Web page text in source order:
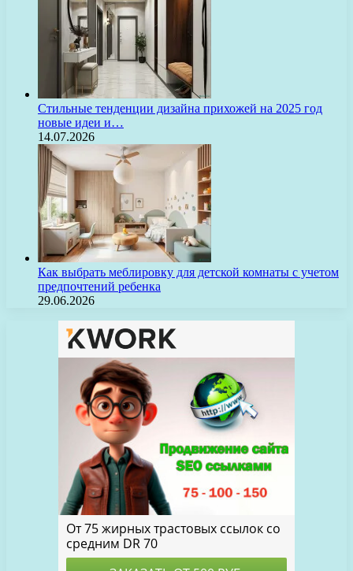
Стильные тенденции дизайна прихожей на 2025 год
новые идеи и…
14.07.2026
Как выбрать меблировку для детской комнаты с учетом
предпочтений ребенка
29.06.2026